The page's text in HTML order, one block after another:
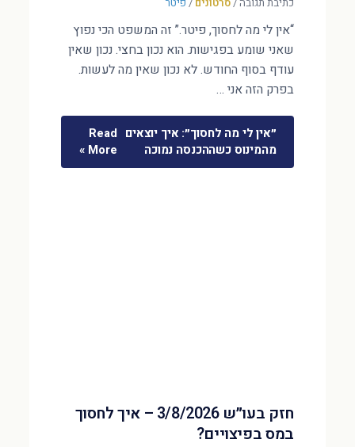
“אין לי מה לחסוך, פיטר.” זה המשפט הכי נפוץ
שאני שומע בפגישות. הוא נכון בחצי. נכון שאין
עודף בסוף החודש. לא נכון שאין מה לעשות.
בפרק הזה אני …
״אין לי מה לחסוך״: איך יוצאים
מהמינוס כשההכנסה נמוכה
Read
More »
חזק בעו״ש 3/8/2026 – איך לחסוך
במס בפיצויים?